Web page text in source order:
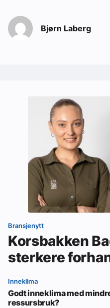
Bjørn Laberg
Bransjenytt
Korsbakken
sterkere
Inneklima
Godt inneklima med
ressursbruk?